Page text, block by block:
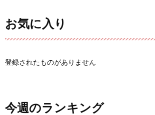
お気に入り
登録されたものがありません
今週のランキング